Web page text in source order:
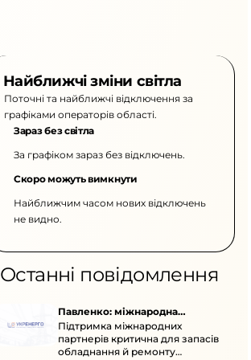
Найближчі зміни світла
Поточні та найближчі відключення за
графіками операторів області.
Зараз без світла
За графіком зараз без відключень.
Скоро можуть вимкнути
Найближчим часом нових відключень
не видно.
Останні повідомлення
Павленко: міжнародна
підтримка для стійкості
енергосистеми
Підтримка міжнародних
партнерів критична для запасів
обладнання й ремонту